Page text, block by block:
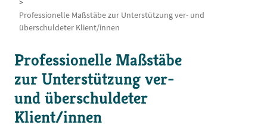
Professionelle Maßstäbe zur Unterstützung ver- und
überschuldeter Klient/innen
Professionelle Maßstäbe
zur Unterstützung ver-
und überschuldeter
Klient/innen